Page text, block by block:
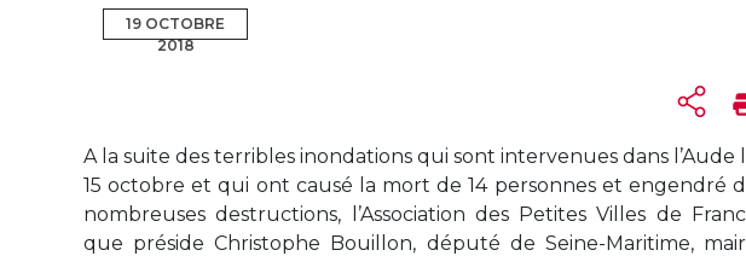
19 OCTOBRE
2018
A la suite des terribles inondations qui sont intervenues dans l’Aude
15 octobre et qui ont causé la mort de 14 personnes et engendré
nombreuses destructions, l’Association des Petites Villes de
que préside Christophe Bouillon, député de Seine-Maritime,